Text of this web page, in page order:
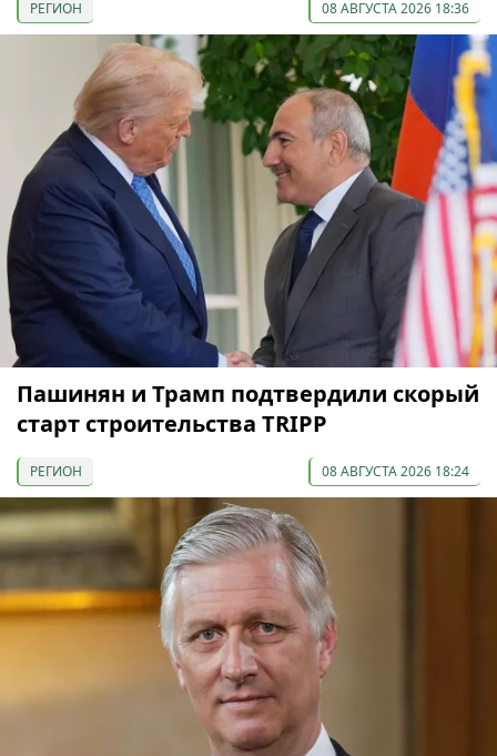
РЕГИОН 08 АВГУСТА 2026 18:36
Пашинян и Трамп подтвердили скорый
старт строительства TRIPP
РЕГИОН 08 АВГУСТА 2026 18:24